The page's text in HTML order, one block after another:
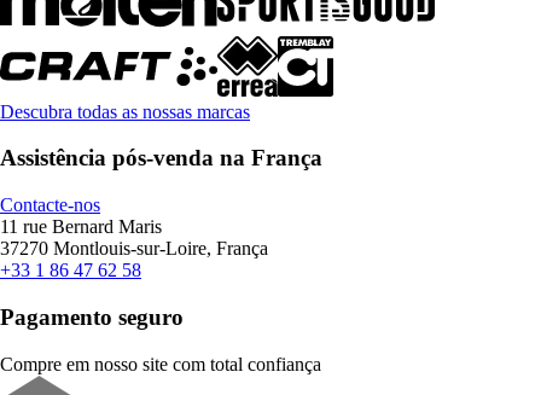
Descubra todas as nossas marcas
Assistência pós-venda na França
Contacte-nos
11 rue Bernard Maris
37270 Montlouis-sur-Loire, França
+33 1 86 47 62 58
Pagamento seguro
Compre em nosso site com total confiança